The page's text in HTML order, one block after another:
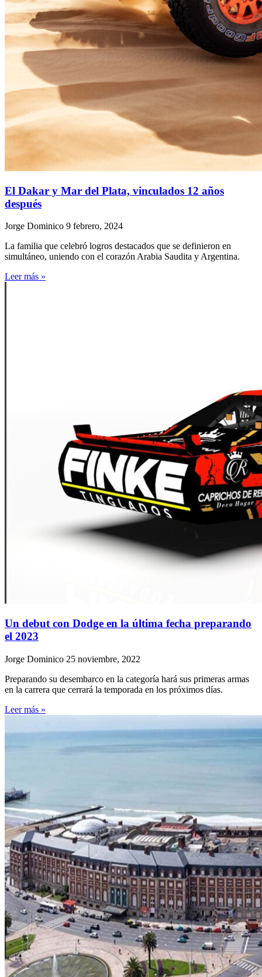
El Dakar y Mar del Plata, vinculados 12 años
después
Jorge Dominico 9 febrero, 2024
La familia que celebró logros destacados que se definieron en
simultáneo, uniendo con el corazón Arabia Saudita y Argentina.
Leer más »
Un debut con Dodge en la última fecha preparando
el 2023
Jorge Dominico 25 noviembre, 2022
Preparando su desembarco en la categoría hará sus primeras armas
en la carrera que cerrará la temporada en los próximos días.
Leer más »